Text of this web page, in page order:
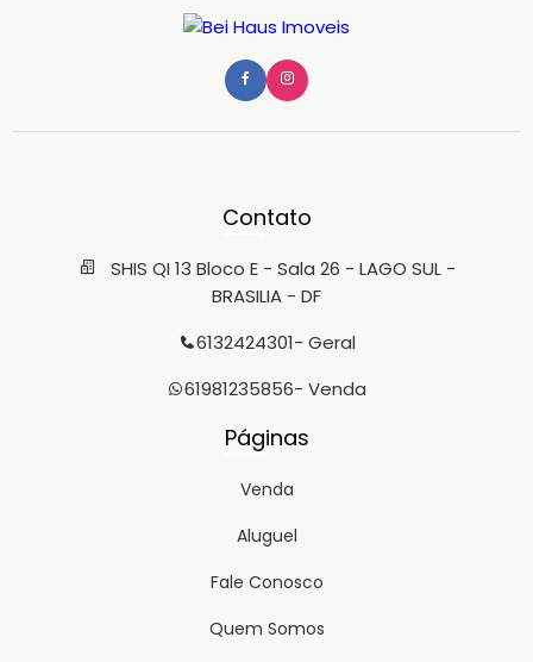
Contato
SHIS QI 13 Bloco E - Sala 26 - LAGO SUL -
BRASILIA - DF
6132424301- Geral
61981235856- Venda
Páginas
Venda
Aluguel
Fale Conosco
Quem Somos